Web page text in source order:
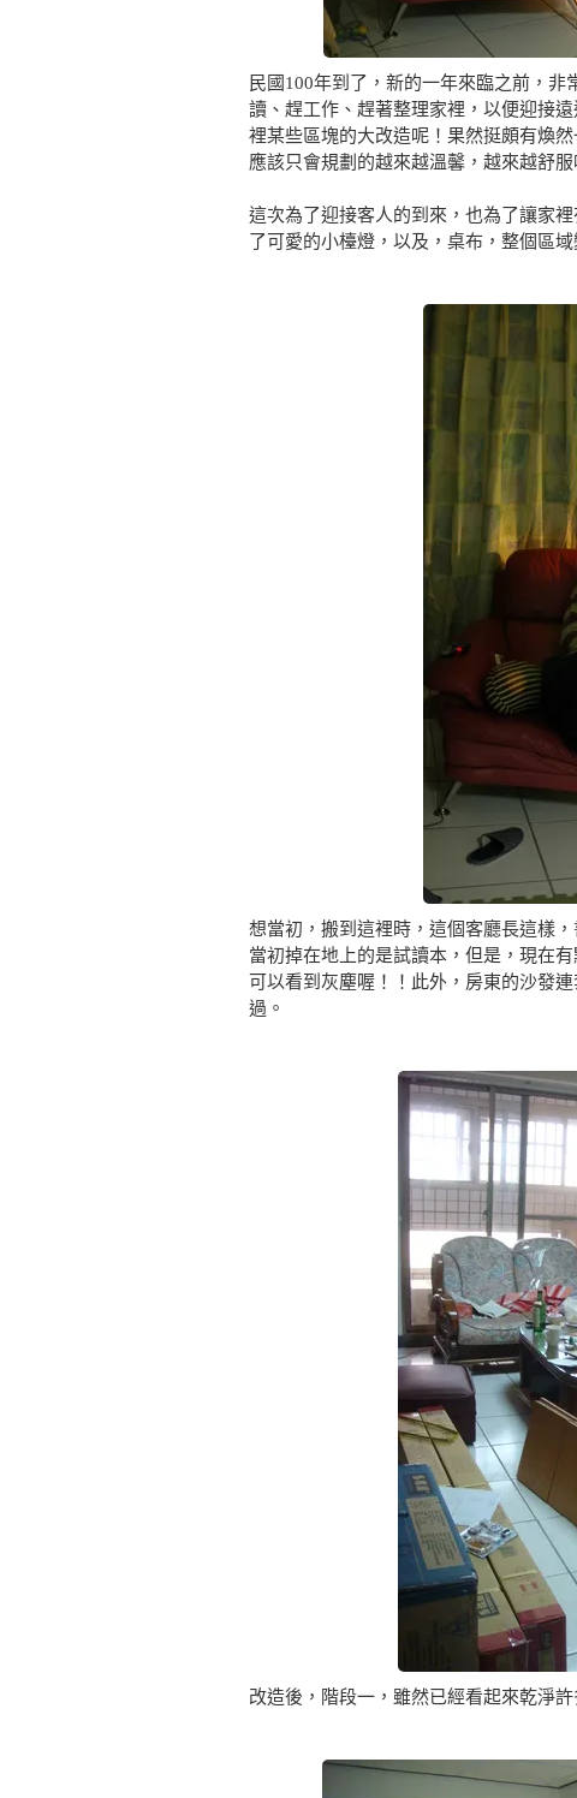
民國100年到了，新的一年來臨之前，
讀、趕工作、趕著整理家裡，以便迎接
裡某些區塊的大改造呢！果然挺頗有煥
應該只會規劃的越來越溫馨，越來越舒
這次為了迎接客人的到來，也為了讓家
了可愛的小檯燈，以及，桌布，整個區域
想當初，搬到這裡時，這個客廳長這樣
當初掉在地上的是試讀本，但是，現在
可以看到灰塵喔！！此外，房東的沙發
過。
改造後，階段一，雖然已經看起來乾淨